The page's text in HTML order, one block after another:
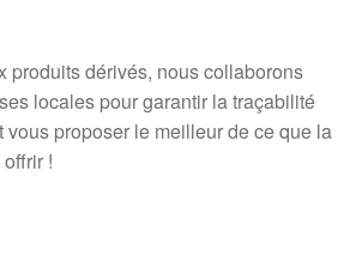
produits dérivés, nous collaborons
locales pour garantir la traçabilité
vous proposer le meilleur de ce que la
!